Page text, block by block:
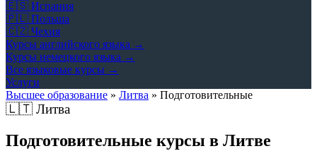
🇪🇸 Испания
🇵🇱 Польша
🇨🇿 Чехия
Курсы английского языка →
Курсы немецкого языка →
Все языковые курсы →
Услуги
Высшее образование » Литва » Подготовительные
🇱🇹Литва
Подготовительные курсы в Литве